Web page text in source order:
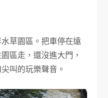
草園區。把車停在遠
區走，還沒進大門，
叫的玩樂聲音。